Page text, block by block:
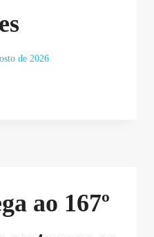
de 2026
ao 167º